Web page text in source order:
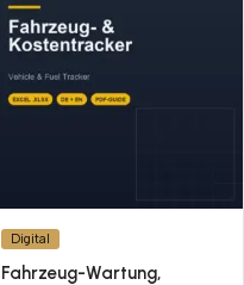
Digital
Fahrzeug-Wartung,